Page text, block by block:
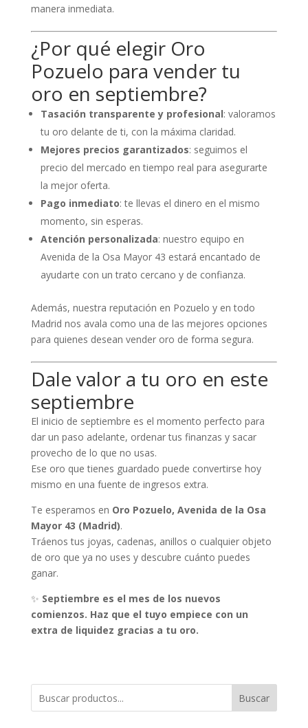
manera inmediata.
¿Por qué elegir Oro
Pozuelo para vender tu
oro en septiembre?
Tasación transparente y profesional: valoramos
tu oro delante de ti, con la máxima claridad.
Mejores precios garantizados: seguimos el
precio del mercado en tiempo real para asegurarte
la mejor oferta.
Pago inmediato: te llevas el dinero en el mismo
momento, sin esperas.
Atención personalizada: nuestro equipo en
Avenida de la Osa Mayor 43 estará encantado de
ayudarte con un trato cercano y de confianza.
Además, nuestra reputación en Pozuelo y en todo
Madrid nos avala como una de las mejores opciones
para quienes desean vender oro de forma segura.
Dale valor a tu oro en este
septiembre
El inicio de septiembre es el momento perfecto para
dar un paso adelante, ordenar tus finanzas y sacar
provecho de lo que no usas.
Ese oro que tienes guardado puede convertirse hoy
mismo en una fuente de ingresos extra.
Te esperamos en Oro Pozuelo, Avenida de la Osa
Mayor 43 (Madrid).
Tráenos tus joyas, cadenas, anillos o cualquier objeto
de oro que ya no uses y descubre cuánto puedes
ganar.
✨ Septiembre es el mes de los nuevos
comienzos. Haz que el tuyo empiece con un
extra de liquidez gracias a tu oro.
Buscar